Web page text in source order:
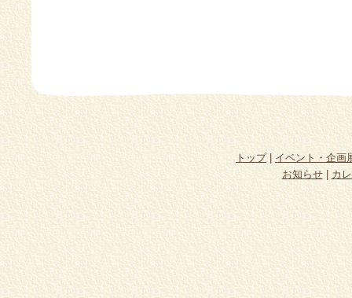
トップ|イベント・企画
お知らせ| カ